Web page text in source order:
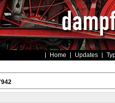
Home Updates